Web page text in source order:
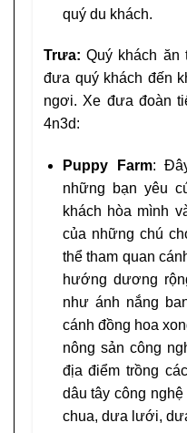
quý du khách.
Trưa: Quý khách ăn
đưa quý khách đến
ngơi. Xe đưa đoàn
4n3d:
Puppy Farm:
những bạn yêu
khách hòa mình
của những chú
thể tham quan
hướng dương
như ánh nắng
cánh đồng hoa
nông sản công
địa điểm trồng
dâu tây công
chua, dưa lưới,